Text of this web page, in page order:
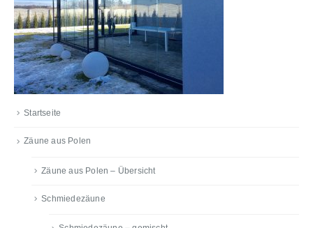
Startseite
Zäune aus Polen
Zäune aus Polen – Übersicht
Schmiedezäune